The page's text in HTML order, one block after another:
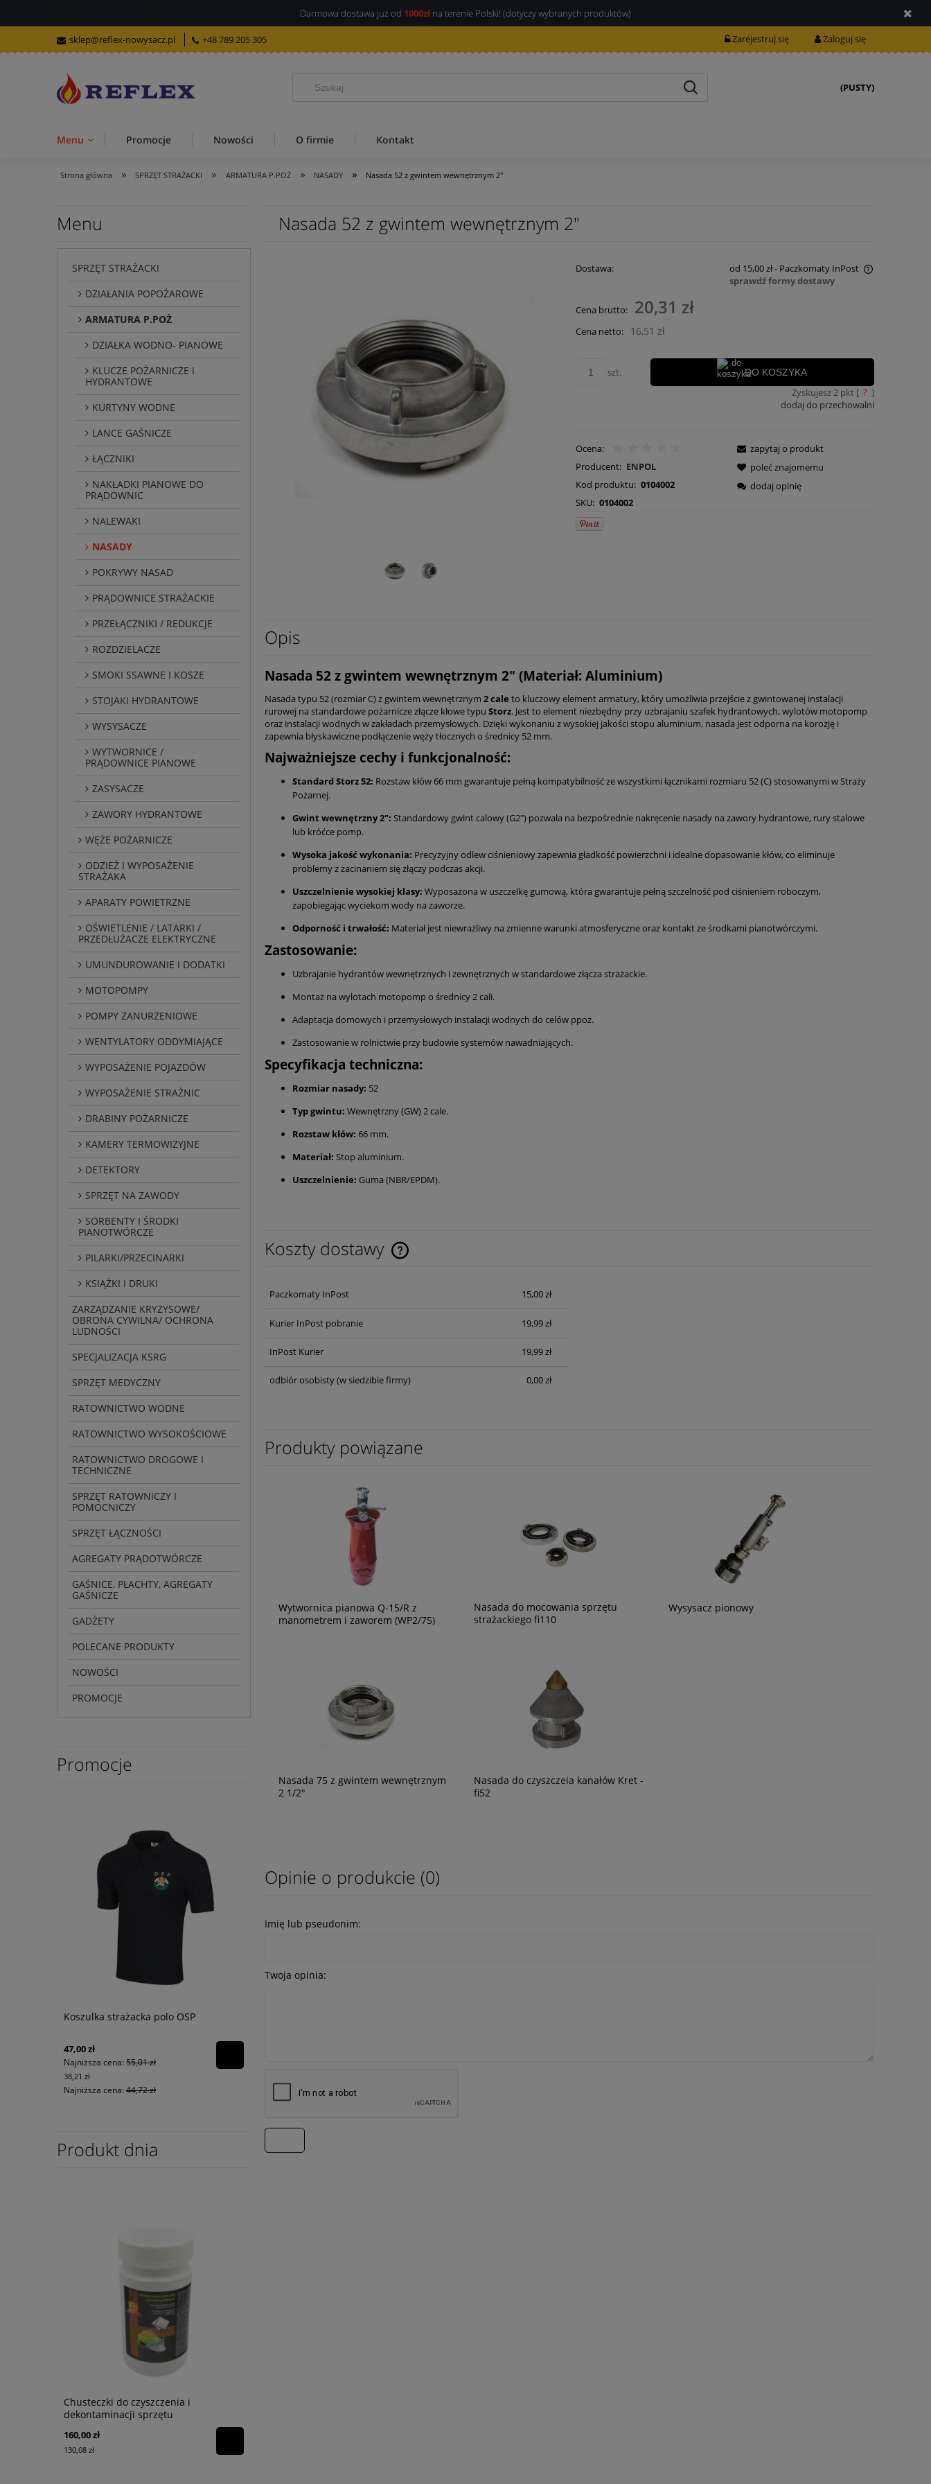
Darmowa dostawa już od 1000zł na terenie Polski! (dotyczy wybranych produktów)
sklep@reflex-nowysacz.pl +48 789 205 305 Zarejestruj się Zaloguj się
(PUSTY)
Menu Promocje Nowości O firmie Kontakt
Strona główna » SPRZĘT STRAŻACKI » ARMATURA P.POŻ » NASADY » Nasada 52 z gwintem wewnętrznym 2"
Menu
SPRZĘT STRAŻACKI
DZIAŁANIA POPOŻAROWE
ARMATURA P.POŻ
DZIAŁKA WODNO- PIANOWE
KLUCZE POŻARNICZE I
HYDRANTOWE
KURTYNY WODNE
LANCE GAŚNICZE
ŁĄCZNIKI
NAKŁADKI PIANOWE DO
PRĄDOWNIC
NALEWAKI
NASADY
POKRYWY NASAD
PRĄDOWNICE STRAŻACKIE
PRZEŁĄCZNIKI / REDUKCJE
ROZDZIELACZE
SMOKI SSAWNE I KOSZE
STOJAKI HYDRANTOWE
WYSYSACZE
WYTWORNICE /
PRĄDOWNICE PIANOWE
ZASYSACZE
ZAWORY HYDRANTOWE
WĘŻE POŻARNICZE
ODZIEŻ I WYPOSAŻENIE
STRAŻAKA
APARATY POWIETRZNE
OŚWIETLENIE / LATARKI /
PRZEDŁUŻACZE ELEKTRYCZNE
UMUNDUROWANIE I DODATKI
MOTOPOMPY
POMPY ZANURZENIOWE
WENTYLATORY ODDYMIAJĄCE
WYPOSAŻENIE POJAZDÓW
WYPOSAŻENIE STRAŻNIC
DRABINY POŻARNICZE
KAMERY TERMOWIZYJNE
DETEKTORY
SPRZĘT NA ZAWODY
SORBENTY I ŚRODKI
PIANOTWÓRCZE
PILARKI/PRZECINARKI
KSIĄŻKI I DRUKI
ZARZĄDZANIE KRYZYSOWE/
OBRONA CYWILNA/ OCHRONA
LUDNOŚCI
SPECJALIZACJA KSRG
SPRZĘT MEDYCZNY
RATOWNICTWO WODNE
RATOWNICTWO WYSOKOŚCIOWE
RATOWNICTWO DROGOWE I
TECHNICZNE
SPRZĘT RATOWNICZY I
POMOCNICZY
SPRZĘT ŁĄCZNOŚCI
AGREGATY PRĄDOTWÓRCZE
GAŚNICE, PŁACHTY, AGREGATY
GAŚNICZE
GADŻETY
POLECANE PRODUKTY
NOWOŚCI
PROMOCJE
Promocje
Koszulka strażacka polo OSP
47,00 zł
Najniższa cena: 55,01 zł
38,21 zł
Najniższa cena: 44,72 zł
Produkt dnia
Chusteczki do czyszczenia i
dekontaminacji sprzętu
160,00 zł
130,08 zł
Nasada 52 z gwintem wewnętrznym 2"
Dostawa: od 15,00 zł- Paczkomaty InPost
Cena nie zawiera ewentualnych kosztów
płatności
sprawdź formy dostawy
Cena brutto: 20,31 zł
Cena netto: 16,51 zł
szt. DO KOSZYKA
Zyskujesz2pkt [ ? ]
dodaj do przechowalni
Ocena:
Producent: ENPOL
Kod produktu: 0104002
SKU: 0104002
zapytaj o produkt
poleć znajomemu
dodaj opinię
Opis
Nasada 52 z gwintem wewnętrznym 2" (Materiał: Aluminium)
Nasada typu 52 (rozmiar C) z gwintem wewnętrznym 2 cale to kluczowy element armatury, który umożliwia przejście z gwintowanej instalacji
rurowej na standardowe pożarnicze złącze kłowe typu Storz. Jest to element niezbędny przy uzbrajaniu szafek hydrantowych, wylotów motopomp
oraz instalacji wodnych w zakładach przemysłowych. Dzięki wykonaniu z wysokiej jakości stopu aluminium, nasada jest odporna na korozję i
zapewnia błyskawiczne podłączenie węży tłocznych o średnicy 52 mm.
Najważniejsze cechy i funkcjonalność:
Standard Storz 52: Rozstaw kłów 66 mm gwarantuje pełną kompatybilność ze wszystkimi łącznikami rozmiaru 52 (C) stosowanymi w Straży
Pożarnej.
Gwint wewnętrzny 2": Standardowy gwint calowy (G2") pozwala na bezpośrednie nakręcenie nasady na zawory hydrantowe, rury stalowe
lub króćce pomp.
Wysoka jakość wykonania: Precyzyjny odlew ciśnieniowy zapewnia gładkość powierzchni i idealne dopasowanie kłów, co eliminuje
problemy z zacinaniem się złączy podczas akcji.
Uszczelnienie wysokiej klasy: Wyposażona w uszczelkę gumową, która gwarantuje pełną szczelność pod ciśnieniem roboczym,
zapobiegając wyciekom wody na zaworze.
Odporność i trwałość: Materiał jest niewrażliwy na zmienne warunki atmosferyczne oraz kontakt ze środkami pianotwórczymi.
Zastosowanie:
Uzbrajanie hydrantów wewnętrznych i zewnętrznych w standardowe złącza strażackie.
Montaż na wylotach motopomp o średnicy 2 cali.
Adaptacja domowych i przemysłowych instalacji wodnych do celów ppoż.
Zastosowanie w rolnictwie przy budowie systemów nawadniających.
Specyfikacja techniczna:
Rozmiar nasady: 52
Typ gwintu: Wewnętrzny (GW) 2 cale.
Rozstaw kłów: 66 mm.
Materiał: Stop aluminium.
Uszczelnienie: Guma (NBR/EPDM).
Koszty dostawy
Paczkomaty InPost 15,00 zł
Kurier InPost pobranie 19,99 zł
InPost Kurier 19,99 zł
odbiór osobisty(w siedzibie firmy) 0,00 zł
Produkty powiązane
Wytwornica pianowa Q-15/R z
manometrem i zaworem (WP2/75)
Nasada do mocowania sprzętu
strażackiego fi110
Wysysacz pionowy
Nasada 75 z gwintem wewnętrznym
2 1/2"
Nasada do czyszczeia kanałów Kret -
fi52
Opinie o produkcie (0)
Imię lub pseudonim:
Twoja opinia: